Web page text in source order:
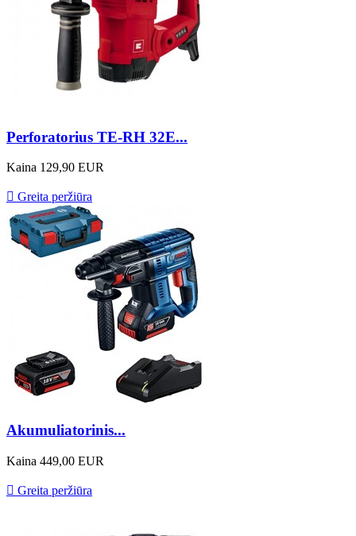
Perforatorius TE-RH 32E...
Kaina 129,90 EUR
 Greita peržiūra
Akumuliatorinis...
Kaina 449,00 EUR
 Greita peržiūra